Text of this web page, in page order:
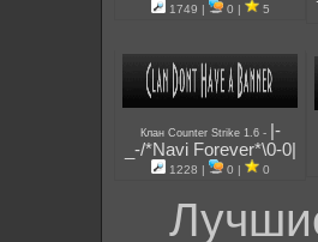
1749 | 0 | 5
Клан Counter Strike 1.6 -
|-
_-/*Navi Forever*\0-0|
1228 | 0 | 0